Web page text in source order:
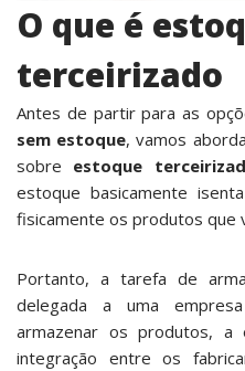
O que é
terceirizado
Antes de partir para as
sem estoque, vamos
sobre estoque
estoque basicamente
fisicamente os produtos que
Portanto, a tarefa de
delegada a uma
armazenar os produtos, a
integração entre os